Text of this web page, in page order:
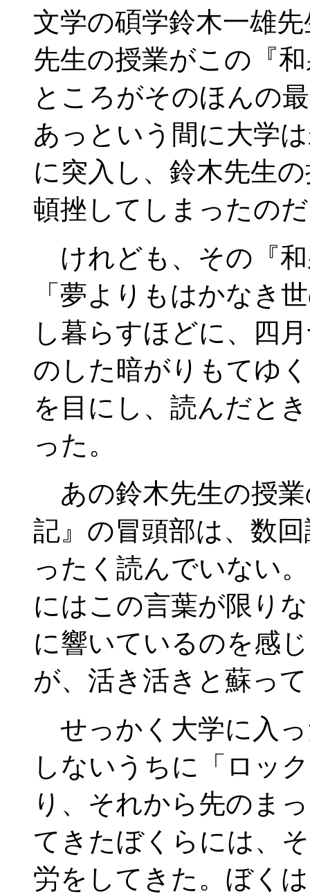
文学の碩学鈴木一雄
先生の授業がこの『
ところがそのほんの
あっという間に大学
に突入し、鈴木先生
頓挫してしまったの
けれども、その『
「夢よりもはかなき
し暮らすほどに、四
のした暗がりもてゆ
を目にし、読んだと
った。
あの鈴木先生の授
記』の冒頭部は、数
ったく読んでいない
にはこの言葉が限り
に響いているのを感
が、活き活きと蘇っ
せっかく大学に入
しないうちに「ロッ
り、それから先のま
てきたぼくらには、
労をしてきた。ぼく